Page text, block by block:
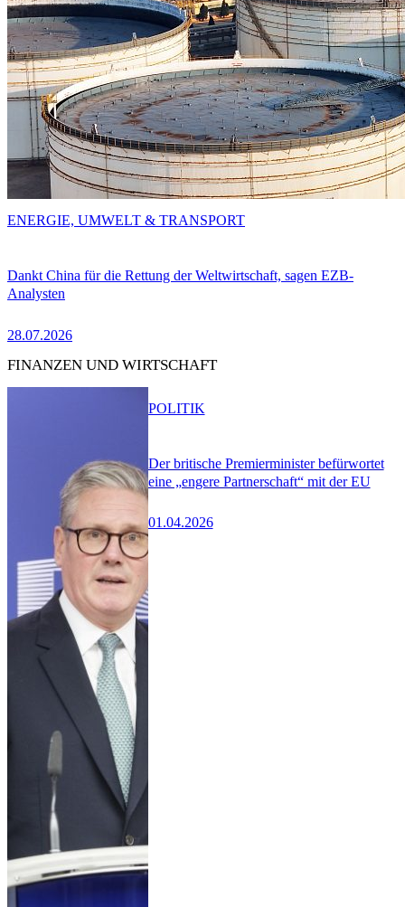
Dankt China für die Rettung der Weltwirtschaft, sagen EZB-
Analysten
28.07.2026
ENERGIE, UMWELT & TRANSPORT
FINANZEN UND WIRTSCHAFT
Der britische Premierminister befürwortet
eine „engere Partnerschaft“ mit der EU
01.04.2026
POLITIK